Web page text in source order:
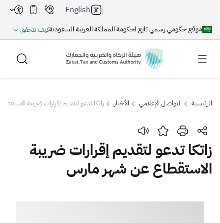
موقع حكومي رسمي تابع لحكومة المملكة العربية السعوديةكيف تتحقق
English
بحث
بحث بحث AI
اقتراحات
الرئيسية التواصل الإعلامي الأخبار زاتكا تدعو لتقديم إقرارات ضريبة
زاتكا تدعو لتقديم إقرارات ضريبة
الاستقطاع عن شهر مارس